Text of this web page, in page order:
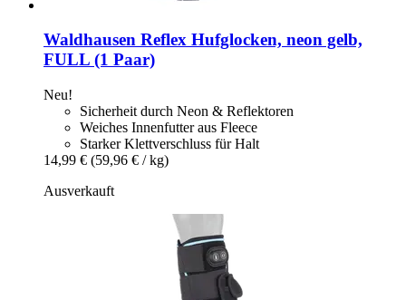
Waldhausen Reflex Hufglocken, neon gelb,
FULL (1 Paar)
Neu!
Sicherheit durch Neon & Reflektoren
Weiches Innenfutter aus Fleece
Starker Klettverschluss für Halt
14,99 € (59,96 € / kg)
Ausverkauft